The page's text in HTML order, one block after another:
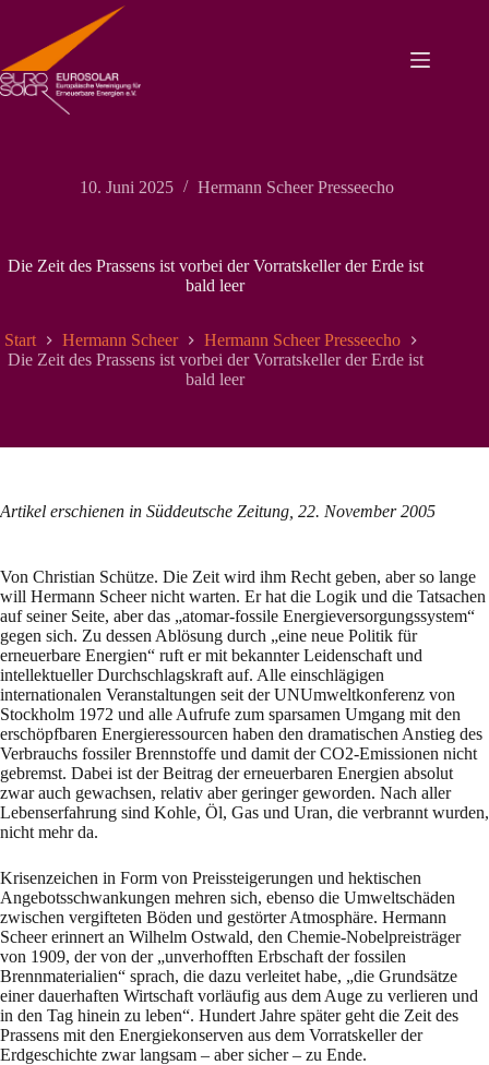
springen
10. Juni 2025 Hermann Scheer Presseecho
Die Zeit des Prassens ist vorbei der Vorratskeller der Erde ist
bald leer
Start Hermann Scheer
Hermann Scheer Presseecho
Die Zeit des Prassens ist vorbei der Vorratskeller der Erde ist
bald leer
Artikel erschienen in Süddeutsche Zeitung, 22. November 2005
Von Christian Schütze. Die Zeit wird ihm Recht geben, aber so lange
will Hermann Scheer nicht warten. Er hat die Logik und die Tatsachen
auf seiner Seite, aber das „atomar-fossile Energieversorgungssystem“
gegen sich. Zu dessen Ablösung durch „eine neue Politik für
erneuerbare Energien“ ruft er mit bekannter Leidenschaft und
intellektueller Durchschlagskraft auf. Alle einschlägigen
internationalen Veranstaltungen seit der UNUmweltkonferenz von
Stockholm 1972 und alle Aufrufe zum sparsamen Umgang mit den
erschöpfbaren Energieressourcen haben den dramatischen Anstieg des
Verbrauchs fossiler Brennstoffe und damit der CO2-Emissionen nicht
gebremst. Dabei ist der Beitrag der erneuerbaren Energien absolut
zwar auch gewachsen, relativ aber geringer geworden. Nach aller
Lebenserfahrung sind Kohle, Öl, Gas und Uran, die verbrannt wurden,
nicht mehr da.
Krisenzeichen in Form von Preissteigerungen und hektischen
Angebotsschwankungen mehren sich, ebenso die Umweltschäden
zwischen vergifteten Böden und gestörter Atmosphäre. Hermann
Scheer erinnert an Wilhelm Ostwald, den Chemie-Nobelpreisträger
von 1909, der von der „unverhofften Erbschaft der fossilen
Brennmaterialien“ sprach, die dazu verleitet habe, „die Grundsätze
einer dauerhaften Wirtschaft vorläufig aus dem Auge zu verlieren und
in den Tag hinein zu leben“. Hundert Jahre später geht die Zeit des
Prassens mit den Energiekonserven aus dem Vorratskeller der
Erdgeschichte zwar langsam – aber sicher – zu Ende.